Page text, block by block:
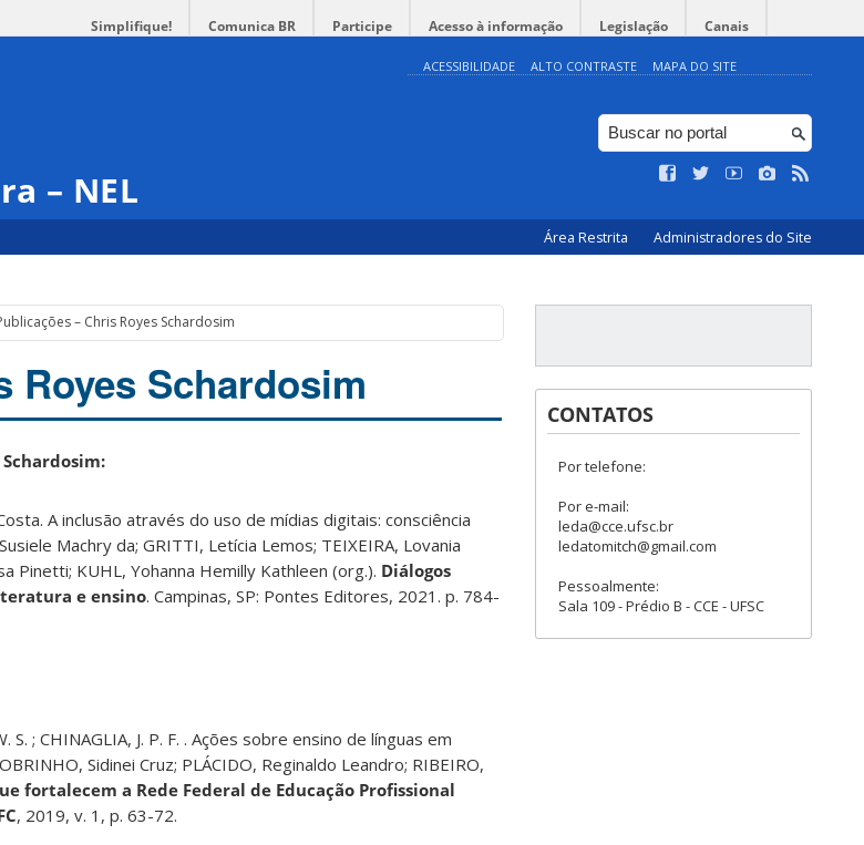
Simplifique! Comunica BR Participe Acesso à informação Legislação Canais
ACESSIBILIDADE ALTO CONTRASTE MAPA DO SITE
– NEL
Área Restrita Administradores do Site
– Chris Royes Schardosim
Royes Schardosim
A inclusão através do uso de mídias digitais: consciência
Machry da; GRITTI, Letícia Lemos; TEIXEIRA, Lovania
Pinetti; KUHL, Yohanna Hemilly Kathleen (org.). Diálogos
e ensino. Campinas, SP: Pontes Editores, 2021. p. 784-
S. ; CHINAGLIA, J. P. F. . Ações sobre ensino de línguas em
Sidinei Cruz; PLÁCIDO, Reginaldo Leandro; RIBEIRO,
fortalecem a Rede Federal de Educação Profissional
, 2019, v. 1, p. 63-72.
CONTATOS
Por telefone:
Por e-mail:
leda@cce.ufsc.br
ledatomitch@gmail.com
Pessoalmente:
Sala 109 - Prédio B - CCE - UFSC